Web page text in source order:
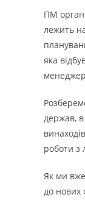
ПМ
лежить
яка
держав, в
роботи з
Як ми
до нових